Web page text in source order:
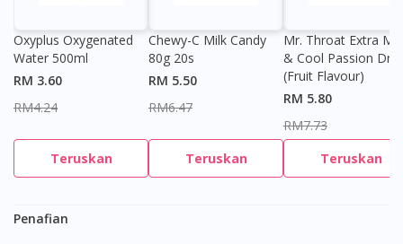
Visit DoctorOnCall Singapore
Oxyplus Oxygenated
Water 500ml
RM 3.60
RM4.24
Teruskan
Chewy-C Milk Candy
80g 20s
RM 5.50
RM6.47
Teruskan
Mr. Throat Extra
& Cool Passion
(Fruit Flavour)
RM 5.80
RM7.73
Teruskan
Penafian